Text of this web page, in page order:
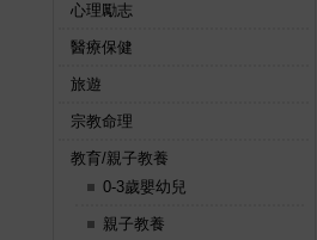
心理勵志
醫療保健
旅遊
宗教命理
教育/親子教養
0-3歲嬰幼兒
親子教養